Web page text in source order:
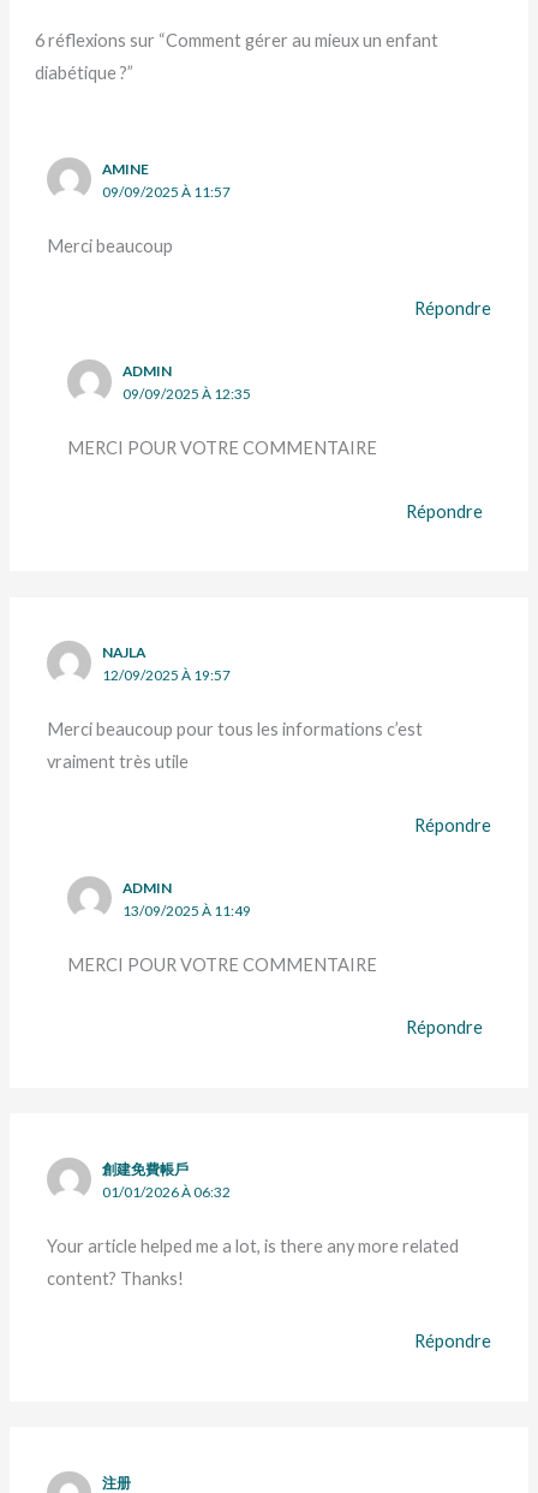
6 réflexions sur “Comment gérer au mieux un enfant
diabétique ?”
AMINE
09/09/2025 À 11:57
Merci beaucoup
Répondre
ADMIN
09/09/2025 À 12:35
MERCI POUR VOTRE COMMENTAIRE
Répondre
NAJLA
12/09/2025 À 19:57
Merci beaucoup pour tous les informations c’est
vraiment très utile
Répondre
ADMIN
13/09/2025 À 11:49
MERCI POUR VOTRE COMMENTAIRE
Répondre
創建免費帳戶
01/01/2026 À 06:32
Your article helped me a lot, is there any more related
content? Thanks!
Répondre
注册